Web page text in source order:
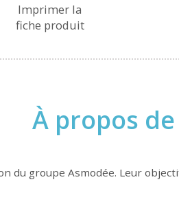
Imprimer la
fiche produit
À propos
du groupe Asmodée. Leur